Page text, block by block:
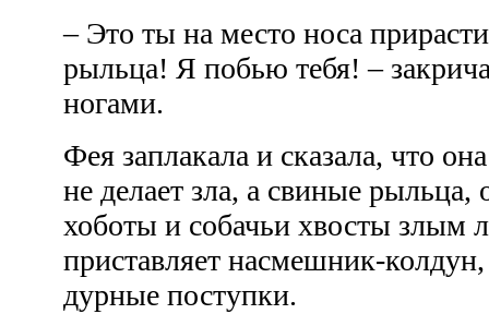
– Это ты на место носа
рыльца! Я побью тебя! –
ногами.
Фея заплакала и сказала, что
не делает зла, а свиные
хоботы и собачьи хвосты злым
приставляет насмешник-
дурные поступки.